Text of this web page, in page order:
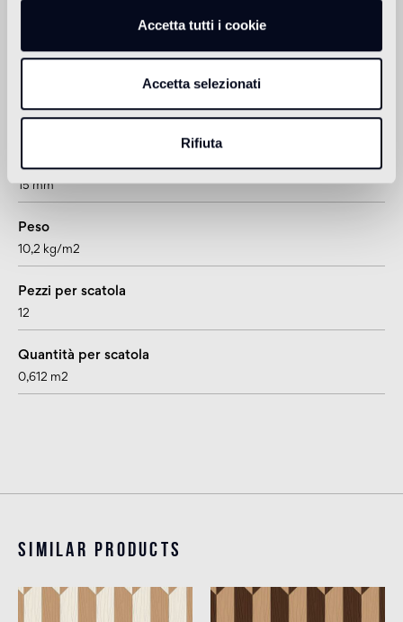
Accetta tutti i cookie
Accetta selezionati
Rifiuta
Informazioni tecniche
doga
Spessore
15 mm
Peso
10,2 kg/m2
Pezzi per scatola
12
Quantità per scatola
0,612 m2
Similar products